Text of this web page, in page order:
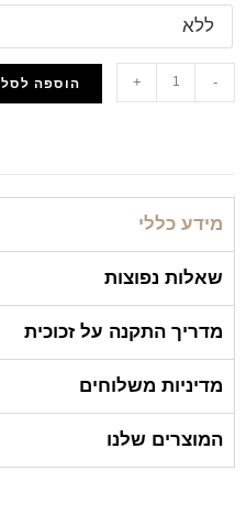
-
+ הוספה לסל
מידע כללי
שאלות נפוצות
מדריך התקנה על זכוכית
מדיניות משלוחים
המוצרים שלנו